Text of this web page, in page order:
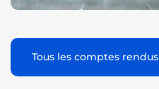
Tous les comptes rendus